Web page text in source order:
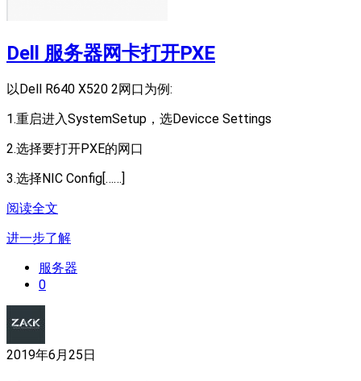
Dell 服务器网卡打开PXE
以Dell R640 X520 2网口为例:
1.重启进入SystemSetup，选Devicce Settings
2.选择要打开PXE的网口
3.选择NIC Config[……]
阅读全文
进一步了解
服务器
0
2019年6月25日